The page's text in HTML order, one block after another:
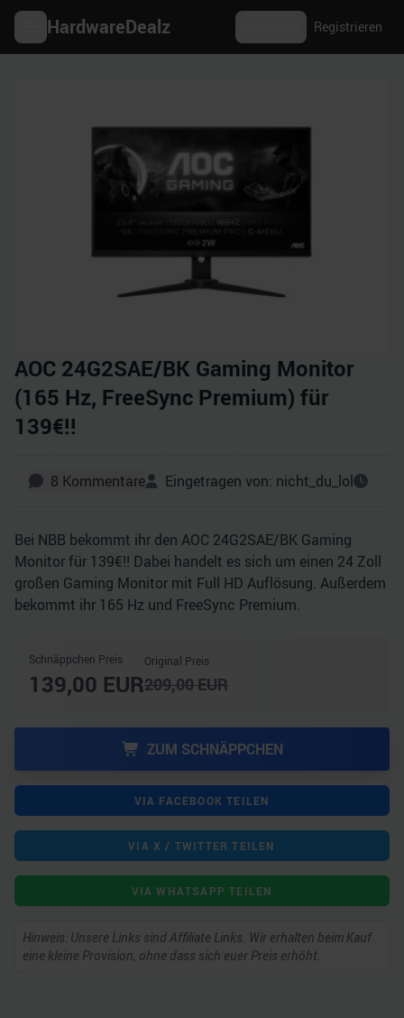
HardwareDealz Registrieren
AOC 24G2SAE/BK Gaming Monitor
(165 Hz, FreeSync Premium) für
139€!!
8 Kommentare Eingetragen von: nicht_du_lol
Bei NBB bekommt ihr den AOC 24G2SAE/BK Gaming
Monitor für 139€!! Dabei handelt es sich um einen 24 Zoll
großen Gaming Monitor mit Full HD Auflösung. Außerdem
bekommt ihr 165 Hz und FreeSync Premium.
Schnäppchen Preis
139,00 EUR
Original Preis
209,00EUR
ZUM SCHNÄPPCHEN
VIA FACEBOOK TEILEN
VIA X / TWITTER TEILEN
VIA WHATSAPP TEILEN
Hinweis: Unsere Links sind Affiliate Links. Wir erhalten beim Kauf
eine kleine Provision, ohne dass sich euer Preis erhöht.